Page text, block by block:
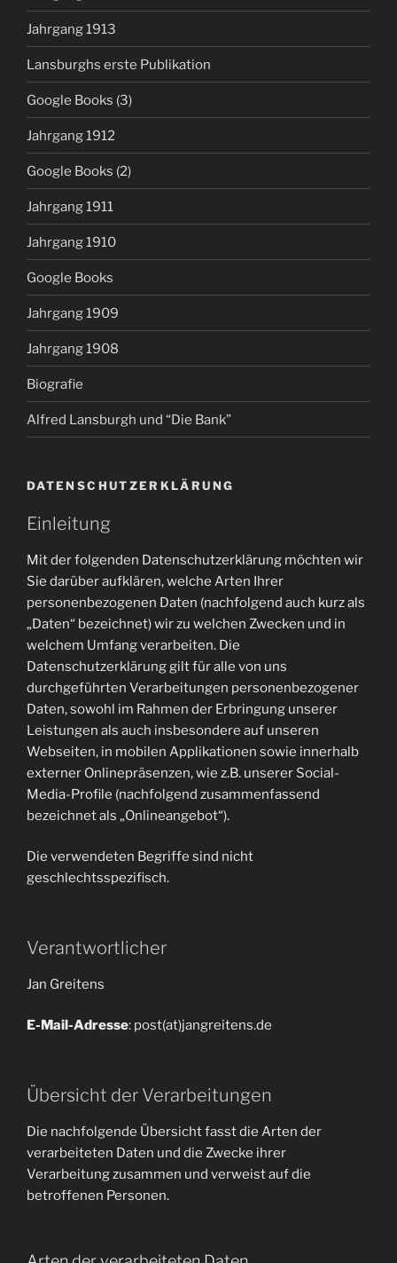
Jahrgang 1913
Lansburghs erste Publikation
Google Books (3)
Jahrgang 1912
Google Books (2)
Jahrgang 1911
Jahrgang 1910
Google Books
Jahrgang 1909
Jahrgang 1908
Biografie
Alfred Lansburgh und “Die Bank”
DATENSCHUTZERKLÄRUNG
Einleitung
Mit der folgenden Datenschutzerklärung möchten wir
Sie darüber aufklären, welche Arten Ihrer
personenbezogenen Daten (nachfolgend auch kurz als
„Daten“ bezeichnet) wir zu welchen Zwecken und in
welchem Umfang verarbeiten. Die
Datenschutzerklärung gilt für alle von uns
durchgeführten Verarbeitungen personenbezogener
Daten, sowohl im Rahmen der Erbringung unserer
Leistungen als auch insbesondere auf unseren
Webseiten, in mobilen Applikationen sowie innerhalb
externer Onlinepräsenzen, wie z.B. unserer Social-
Media-Profile (nachfolgend zusammenfassend
bezeichnet als „Onlineangebot“).
Die verwendeten Begriffe sind nicht
geschlechtsspezifisch.
Verantwortlicher
Jan Greitens
E-Mail-Adresse: post(at)jangreitens.de
Übersicht der Verarbeitungen
Die nachfolgende Übersicht fasst die Arten der
verarbeiteten Daten und die Zwecke ihrer
Verarbeitung zusammen und verweist auf die
betroffenen Personen.